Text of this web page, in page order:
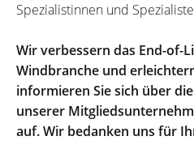
Spezialistinnen und
Wir verbessern das End-of-
Windbranche und
informieren Sie sich über
unserer
auf. Wir bedanken uns für